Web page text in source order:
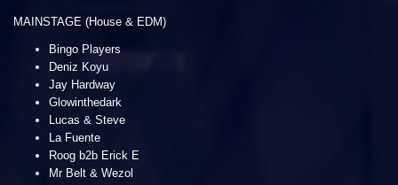
MAINSTAGE (House & EDM)
Bingo Players
Deniz Koyu
Jay Hardway
Glowinthedark
Lucas & Steve
La Fuente
Roog b2b Erick E
Mr Belt & Wezol